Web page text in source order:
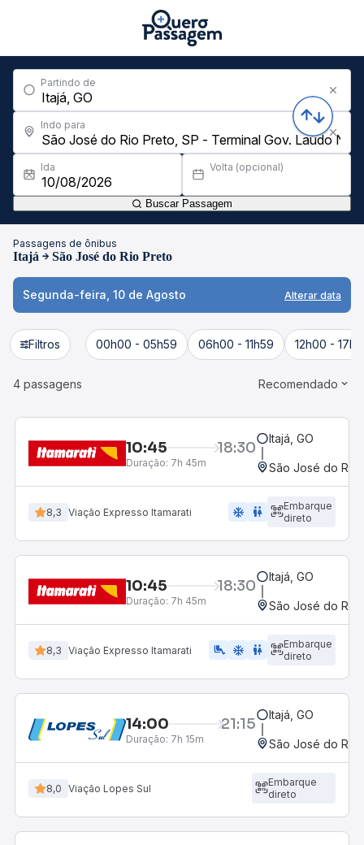
Partindo de
Indo para
Ida Volta (opcional)
Buscar Passagem
Passagens de ônibus
Itajá São José do Rio Preto
Segunda-feira, 10 de Agosto Alterar data
Filtros 00h00 - 05h59 06h00 - 11h59 12h00 -
4 passagens Recomendado
10:45 18:30
Duração: 7h 45m
Itajá, GO
São José do Rio
8,3 Viação Expresso Itamarati ac_unit wc
Embarque
direto
10:45 18:30
Duração: 7h 45m
Itajá, GO
São José do Rio
8,3 Viação Expresso Itamarati airline_seat_legroom_extra ac_unit wc
Embarque
direto
14:00 21:15
Duração: 7h 15m
Itajá, GO
São José do Rio
8,0 Viação Lopes Sul
Embarque
direto